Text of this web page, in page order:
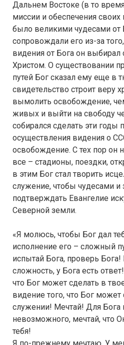
Дальнем Востоке (в то
миссии и обеспечения своих
было великими чудесами от
сопровождали его из-за
видения от Бога он выбирал
Христом. О существовании
путей Бог сказал ему еще в
свидетельство строит веру
вымолить освобождение,
живых и выйти на свободу
собирался сделать эти годы
осуществления видения о
освобождение. С тех пор он
все – стадионы, поездки,
в этим Бог стал творить
служение, чтобы чудесами и
подтверждать Евангелие
Северной земли.
«Я молюсь, чтобы Бог дал
исполнение его – сложный
испытай Бога, проверь
сложность, у Бога есть
что Бог может сделать в
видение того, что Бог
служении! Мечтай! Для Бога
невозможного, мечтай, что
тебя!
Я по-прежнему мечтаю. У